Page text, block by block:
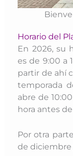
Horario del
En 2026, su
es de 9:00 a
partir de ahí
temporada
abre de 10:00
hora antes
Por otra
de diciembre